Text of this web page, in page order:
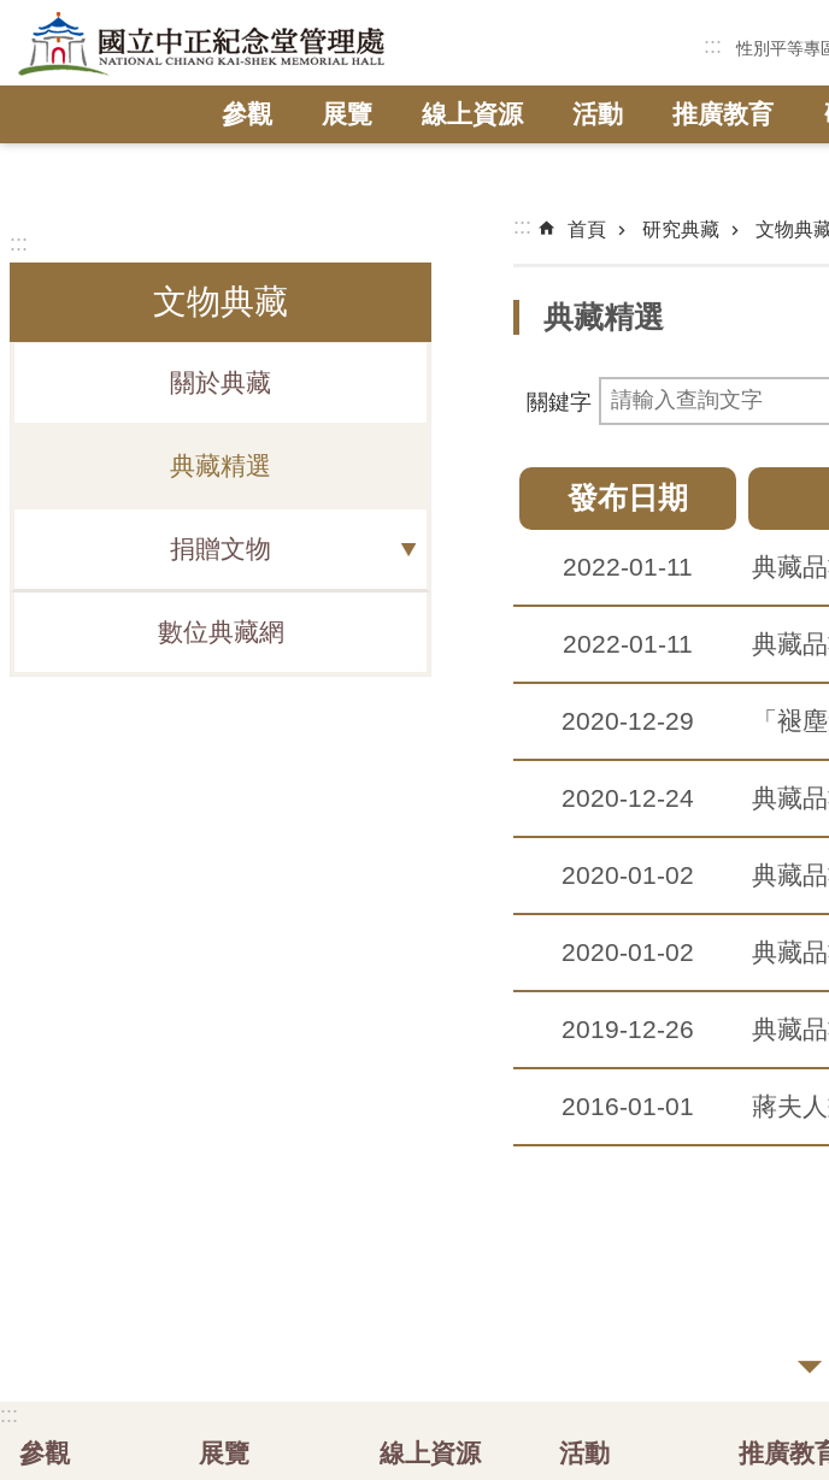
跳到主要內容區塊
::: 性別平等專
參觀 展覽 線上資源 活動 推廣教育
:::
文物典藏
關於典藏
典藏精選
捐贈文物
數位典藏網
::: 首頁 研究典藏 文物典
典藏精選
關鍵字
發布日期
2022-01-11 典藏
2022-01-11 典藏
2020-12-29 「褪
2020-12-24 典藏
2020-01-02 典藏
2020-01-02 典藏
2019-12-26 典藏
2016-01-01 蔣夫
:::
參觀 展覽 線上資源 活動 推廣教